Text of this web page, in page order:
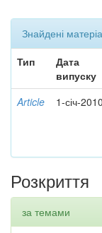
Знайдені
Тип
Дата
випуску
Article 1-січ-2010
Розкриття
за темами